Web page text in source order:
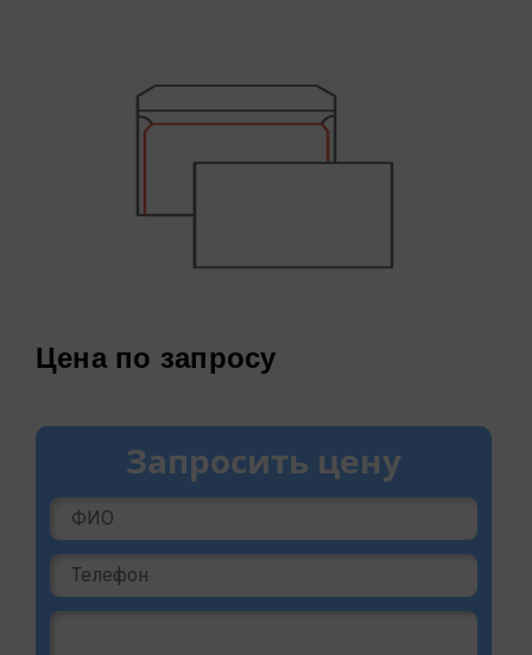
Цена по запросу
Запросить цену